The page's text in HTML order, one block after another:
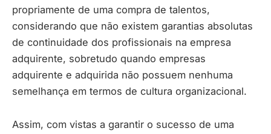
propriamente de uma compra de talentos,
considerando que não existem garantias absolutas
de continuidade dos profissionais na empresa
adquirente, sobretudo quando empresas
adquirente e adquirida não possuem nenhuma
semelhança em termos de cultura organizacional.
Assim, com vistas a garantir o sucesso de uma